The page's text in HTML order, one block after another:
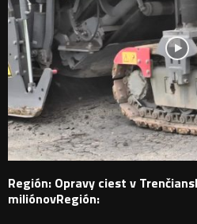
Región: Opravy ciest v
miliónovRegión: